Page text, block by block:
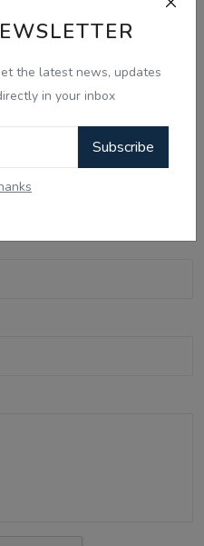
the latest news, updates
in your inbox
Subscribe
ਮੈਂ ਅਸਤੀਫ਼ਾ ਦੇ ਸਕਦਾ ਹਾਂ’: